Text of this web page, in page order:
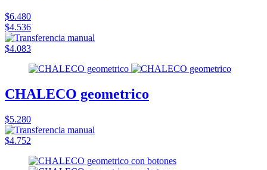
$6.480
$4.536
$4.083
CHALECO geometrico
$5.280
$4.752